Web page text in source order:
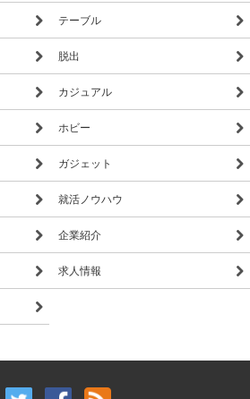
テーブル
脱出
カジュアル
ホビー
ガジェット
就活ノウハウ
企業紹介
求人情報